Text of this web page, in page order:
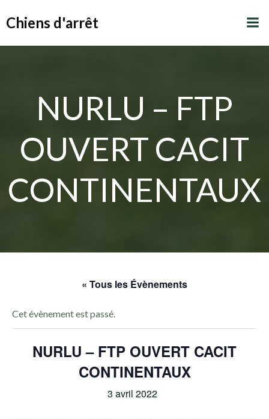
Chiens d'arrêt
NURLU – FTP
OUVERT CACIT
CONTINENTAUX
« Tous les Évènements
Cet évènement est passé.
NURLU – FTP OUVERT CACIT
CONTINENTAUX
3 avril 2022